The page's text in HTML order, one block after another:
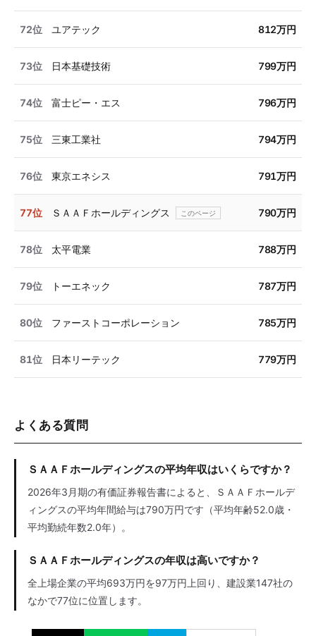
72位 ユアテック 812万円
73位 日本基礎技術 799万円
74位 富士ピー・エス 796万円
75位 三東工業社 794万円
76位 東京エネシス 791万円
77位 ＳＡＡＦホールディングス 790万円
78位 太平電業 788万円
79位 トーエネック 787万円
80位 ファーストコーポレーション 785万円
81位 日本リーテック 779万円
よくある質問
ＳＡＡＦホールディングスの平均年収はいくらですか？
2026年3月期の有価証券報告書によると、ＳＡＡＦホールデ
ィングスの平均年間給与は790万円です（平均年齢52.0歳・
平均勤続年数2.0年）。
ＳＡＡＦホールディングスの年収は高いですか？
全上場企業の平均693万円を97万円上回り、建設業147社の
なかで77位に位置します。